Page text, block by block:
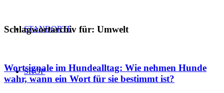
STANDORTE
SHOP
Schlagwortarchiv für: Umwelt
Wortsignale im Hundealltag: Wie nehmen Hunde
wahr, wann ein Wort für sie bestimmt ist?